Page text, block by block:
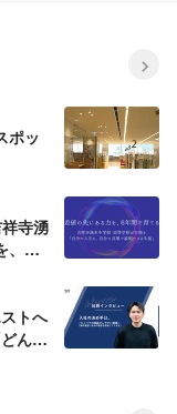
ポッ
寺湧
、自
トへ
んな